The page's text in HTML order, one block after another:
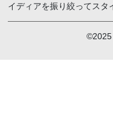
イディアを振り絞ってスタ